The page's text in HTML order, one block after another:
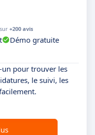
+200 avis
Démo gratuite
pour trouver les
le suivi, les